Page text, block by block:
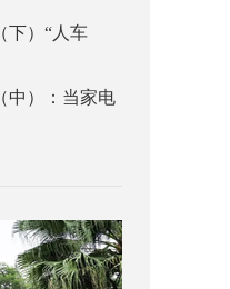
下）“人车
中）：当家电